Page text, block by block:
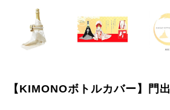
【KIMONOボトルカバー】門出